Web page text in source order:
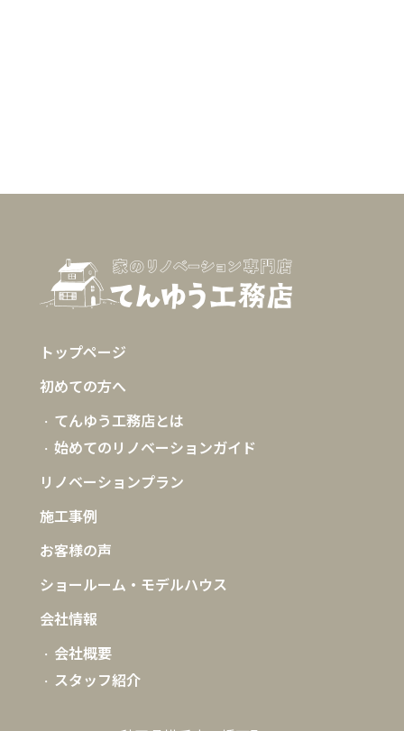
トップページ
初めての方へ
てんゆう工務店とは
始めてのリノベーションガイド
リノベーションプラン
施工事例
お客様の声
ショールーム・モデルハウス
会社情報
会社概要
スタッフ紹介